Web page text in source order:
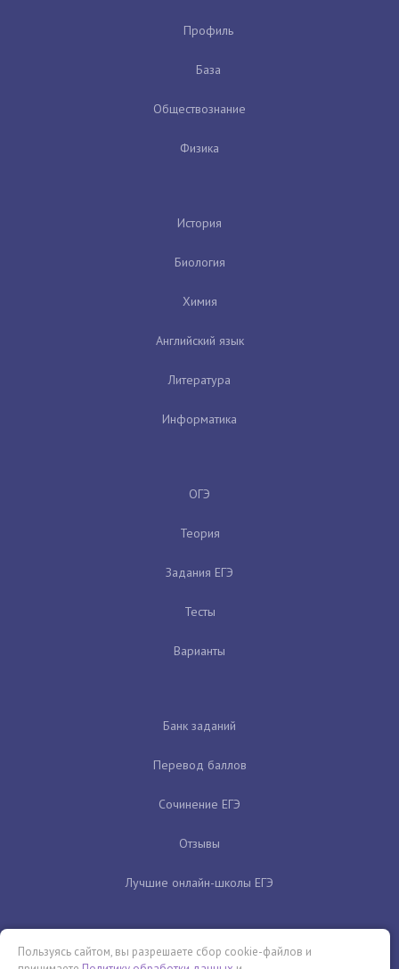
Профиль
База
Обществознание
Физика
История
Биология
Химия
Английский язык
Литература
Информатика
ОГЭ
Теория
Задания ЕГЭ
Тесты
Варианты
Банк заданий
Перевод баллов
Сочинение ЕГЭ
Отзывы
Лучшие онлайн-школы ЕГЭ
Пользуясь сайтом, вы разрешаете сбор cookie-файлов и